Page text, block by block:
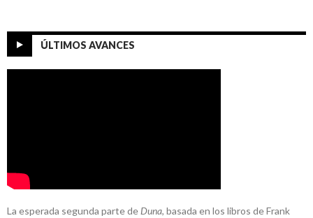
ÚLTIMOS AVANCES
La esperada segunda parte de Duna, basada en los libros de Frank